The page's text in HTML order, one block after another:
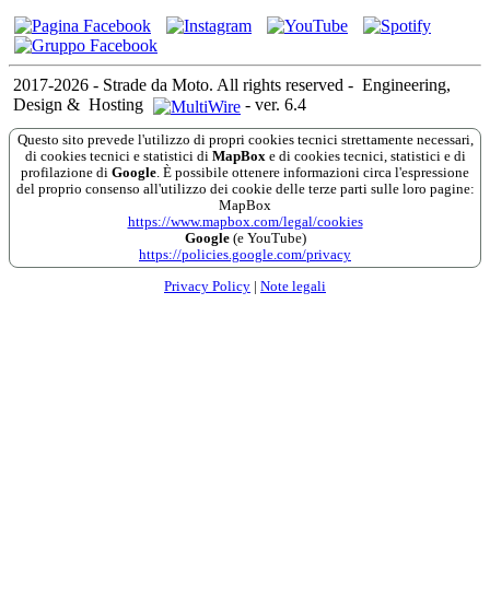
2017-2026 - Strade da Moto. All rights reserved - Engineering,
Design & Hosting - ver. 6.4
Questo sito prevede l'utilizzo di propri cookies tecnici strettamente necessari,
di cookies tecnici e statistici di MapBox e di cookies tecnici, statistici e di
profilazione di Google . È possibile ottenere informazioni circa l'espressione
del proprio consenso all'utilizzo dei cookie delle terze parti sulle loro pagine:
MapBox
https://www.mapbox.com/legal/cookies
Google(e YouTube)
https://policies.google.com/privacy
Privacy Policy | Note legali